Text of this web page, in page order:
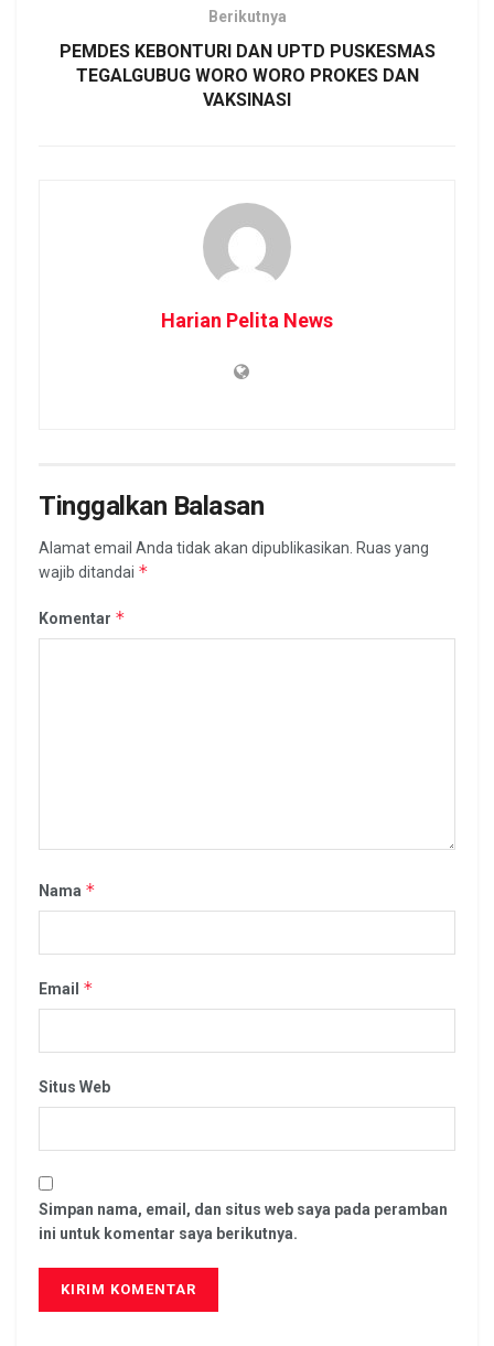
Berikutnya
PEMDES KEBONTURI DAN UPTD PUSKESMAS
TEGALGUBUG WORO WORO PROKES DAN
VAKSINASI
Harian Pelita News
Tinggalkan Balasan
Alamat email Anda tidak akan dipublikasikan. Ruas yang
wajib ditandai *
Komentar *
Nama *
Email *
Situs Web
Simpan nama, email, dan situs web saya pada peramban
ini untuk komentar saya berikutnya.